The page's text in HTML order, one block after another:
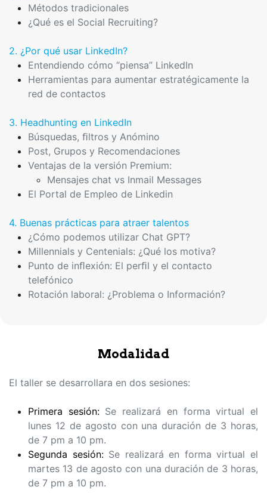
Métodos tradicionales
¿Qué es el Social Recruiting?
2. ¿Por qué usar LinkedIn?
Entendiendo cómo “piensa” LinkedIn
Herramientas para aumentar estratégicamente la
red de contactos
3. Headhunting en LinkedIn
Búsquedas, ﬁltros y Anómino
Post, Grupos y Recomendaciones
Ventajas de la versión Premium:
Mensajes chat vs Inmail Messages
El Portal de Empleo de Linkedin
4. Buenas prácticas para atraer talentos
¿Cómo podemos utilizar Chat GPT?
Millennials y Centenials: ¿Qué los motiva?
Punto de inﬂexión: El perﬁl y el contacto
telefónico
Rotación laboral: ¿Problema o Información?
Modalidad
El taller se desarrollara en dos sesiones:
Primera sesión: Se realizará en forma virtual el
lunes 12 de agosto con una duración de 3 horas,
de 7 pm a 10 pm.
Segunda sesión: Se realizará en forma virtual el
martes 13 de agosto con una duración de 3 horas,
de 7 pm a 10 pm.